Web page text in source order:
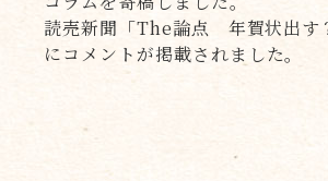
読売新聞「The論点 年賀状出す
にコメントが掲載されました。